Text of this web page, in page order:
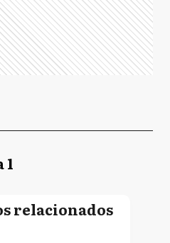
1
relacionados